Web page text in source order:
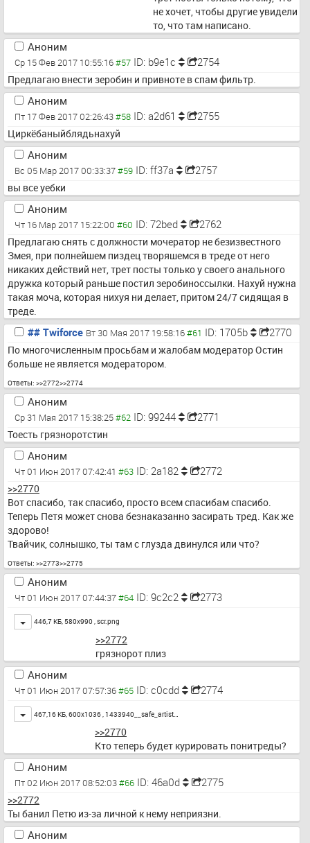
не хочет, чтобы другие увидели
то, что там написано.
Аноним
Ср 15 Фев 2017 10:55:16 ID: b9e1c 2754
Предлагаю внести зеробин и привноте в спам фильтр.
Аноним
Пт 17 Фев 2017 02:26:43 ID: a2d61 2755
Циркёбаныйблядьнахуй
Аноним
Вс 05 Мар 2017 00:33:37 ID: ff37a 2757
вы все уебки
Аноним
Чт 16 Мар 2017 15:22:00 ID: 72bed 2762
Предлагаю снять с должности мочератор не безизвестного
Змея, при полнейшем пиздец творяшемся в треде от него
никаких действий нет, трет посты только у своего анального
дружка который раньше постил зеробиноссылки. Нахуй нужна
такая моча, которая нихуя ни делает, притом 24/7 сидящая в
треде.
## Twiforce Вт 30 Мая 2017 19:58:16 ID: 1705b 2770
По многочисленным просьбам и жалобам модератор Остин
больше не является модератором.
Ответы: >>2772>>2774
Аноним
Ср 31 Мая 2017 15:38:25 ID: 99244 2771
Тоесть грязноротстин
Аноним
Чт 01 Июн 2017 07:42:41 ID: 2a182 2772
>>2770
Вот спасибо, так спасибо, просто всем спасибам спасибо.
Теперь Петя может снова безнаказанно засирать тред. Как же
здорово!
Твайчик, солнышко, ты там с глузда двинулся или что?
Ответы: >>2773>>2775
Аноним
Чт 01 Июн 2017 07:44:37 ID: 9c2c2 2773
Toggle
446,7 КБ, 580x990 ,scr.png
>>2772
грязнорот плиз
Аноним
Чт 01 Июн 2017 07:57:36 ID: c0cdd 2774
Toggle
467,16 КБ, 600x1036 , 1433940__safe_artist…
>>2770
Кто теперь будет курировать понитреды?
Аноним
Пт 02 Июн 2017 08:52:03 ID: 46a0d 2775
>>2772
Ты банил Петю из-за личной к нему неприязни.
Аноним